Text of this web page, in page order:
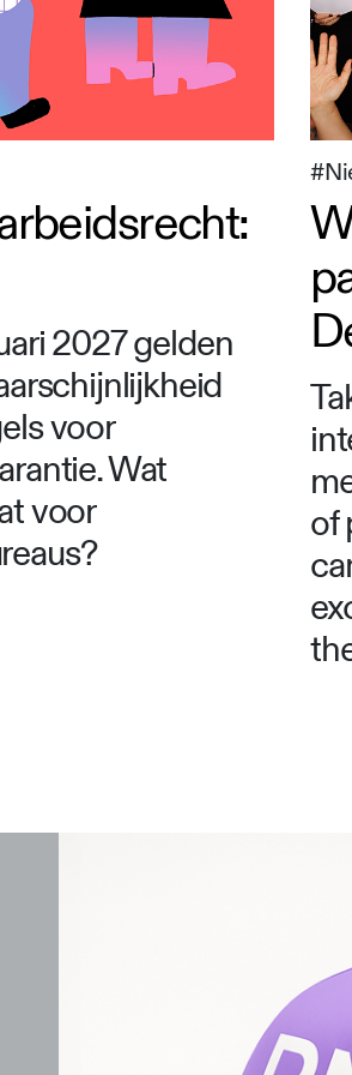
2027 gelden
voor
Wat
voor
of